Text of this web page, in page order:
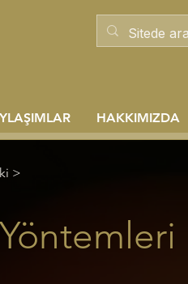
HAKKIMIZDA
>